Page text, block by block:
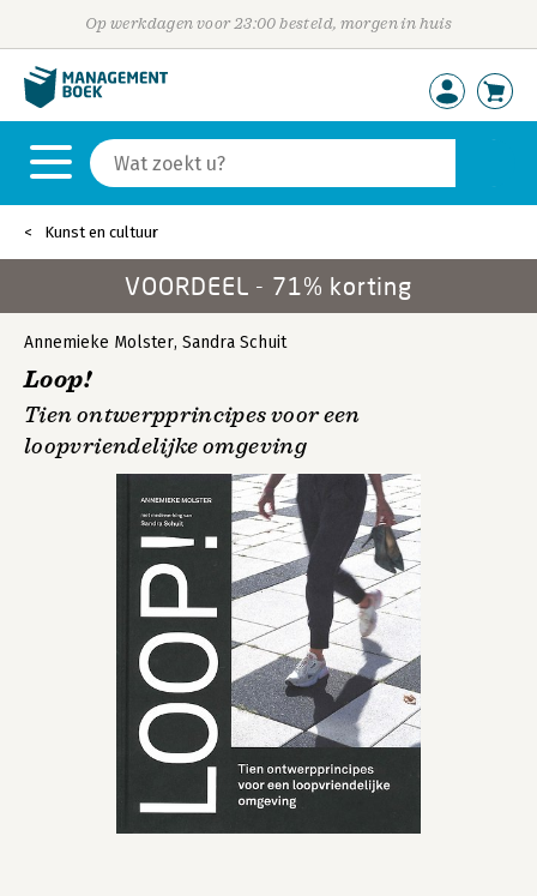
Op werkdagen voor 23:00 besteld, morgen in huis
Kunst en cultuur
VOORDEEL - 71% korting
Annemieke Molster, Sandra Schuit
Loop!
Tien ontwerpprincipes voor een
loopvriendelijke omgeving